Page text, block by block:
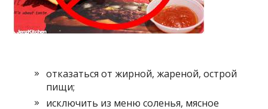
отказаться от жирной, жареной, острой
пищи;
исключить из меню соленья, мясное